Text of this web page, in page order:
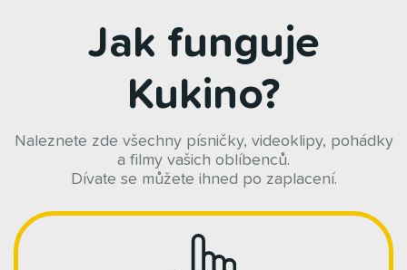
Jak funguje
Kukino?
Naleznete zde všechny písničky, videoklipy, pohádky
a filmy vašich oblíbenců.
Dívate se můžete ihned po zaplacení.